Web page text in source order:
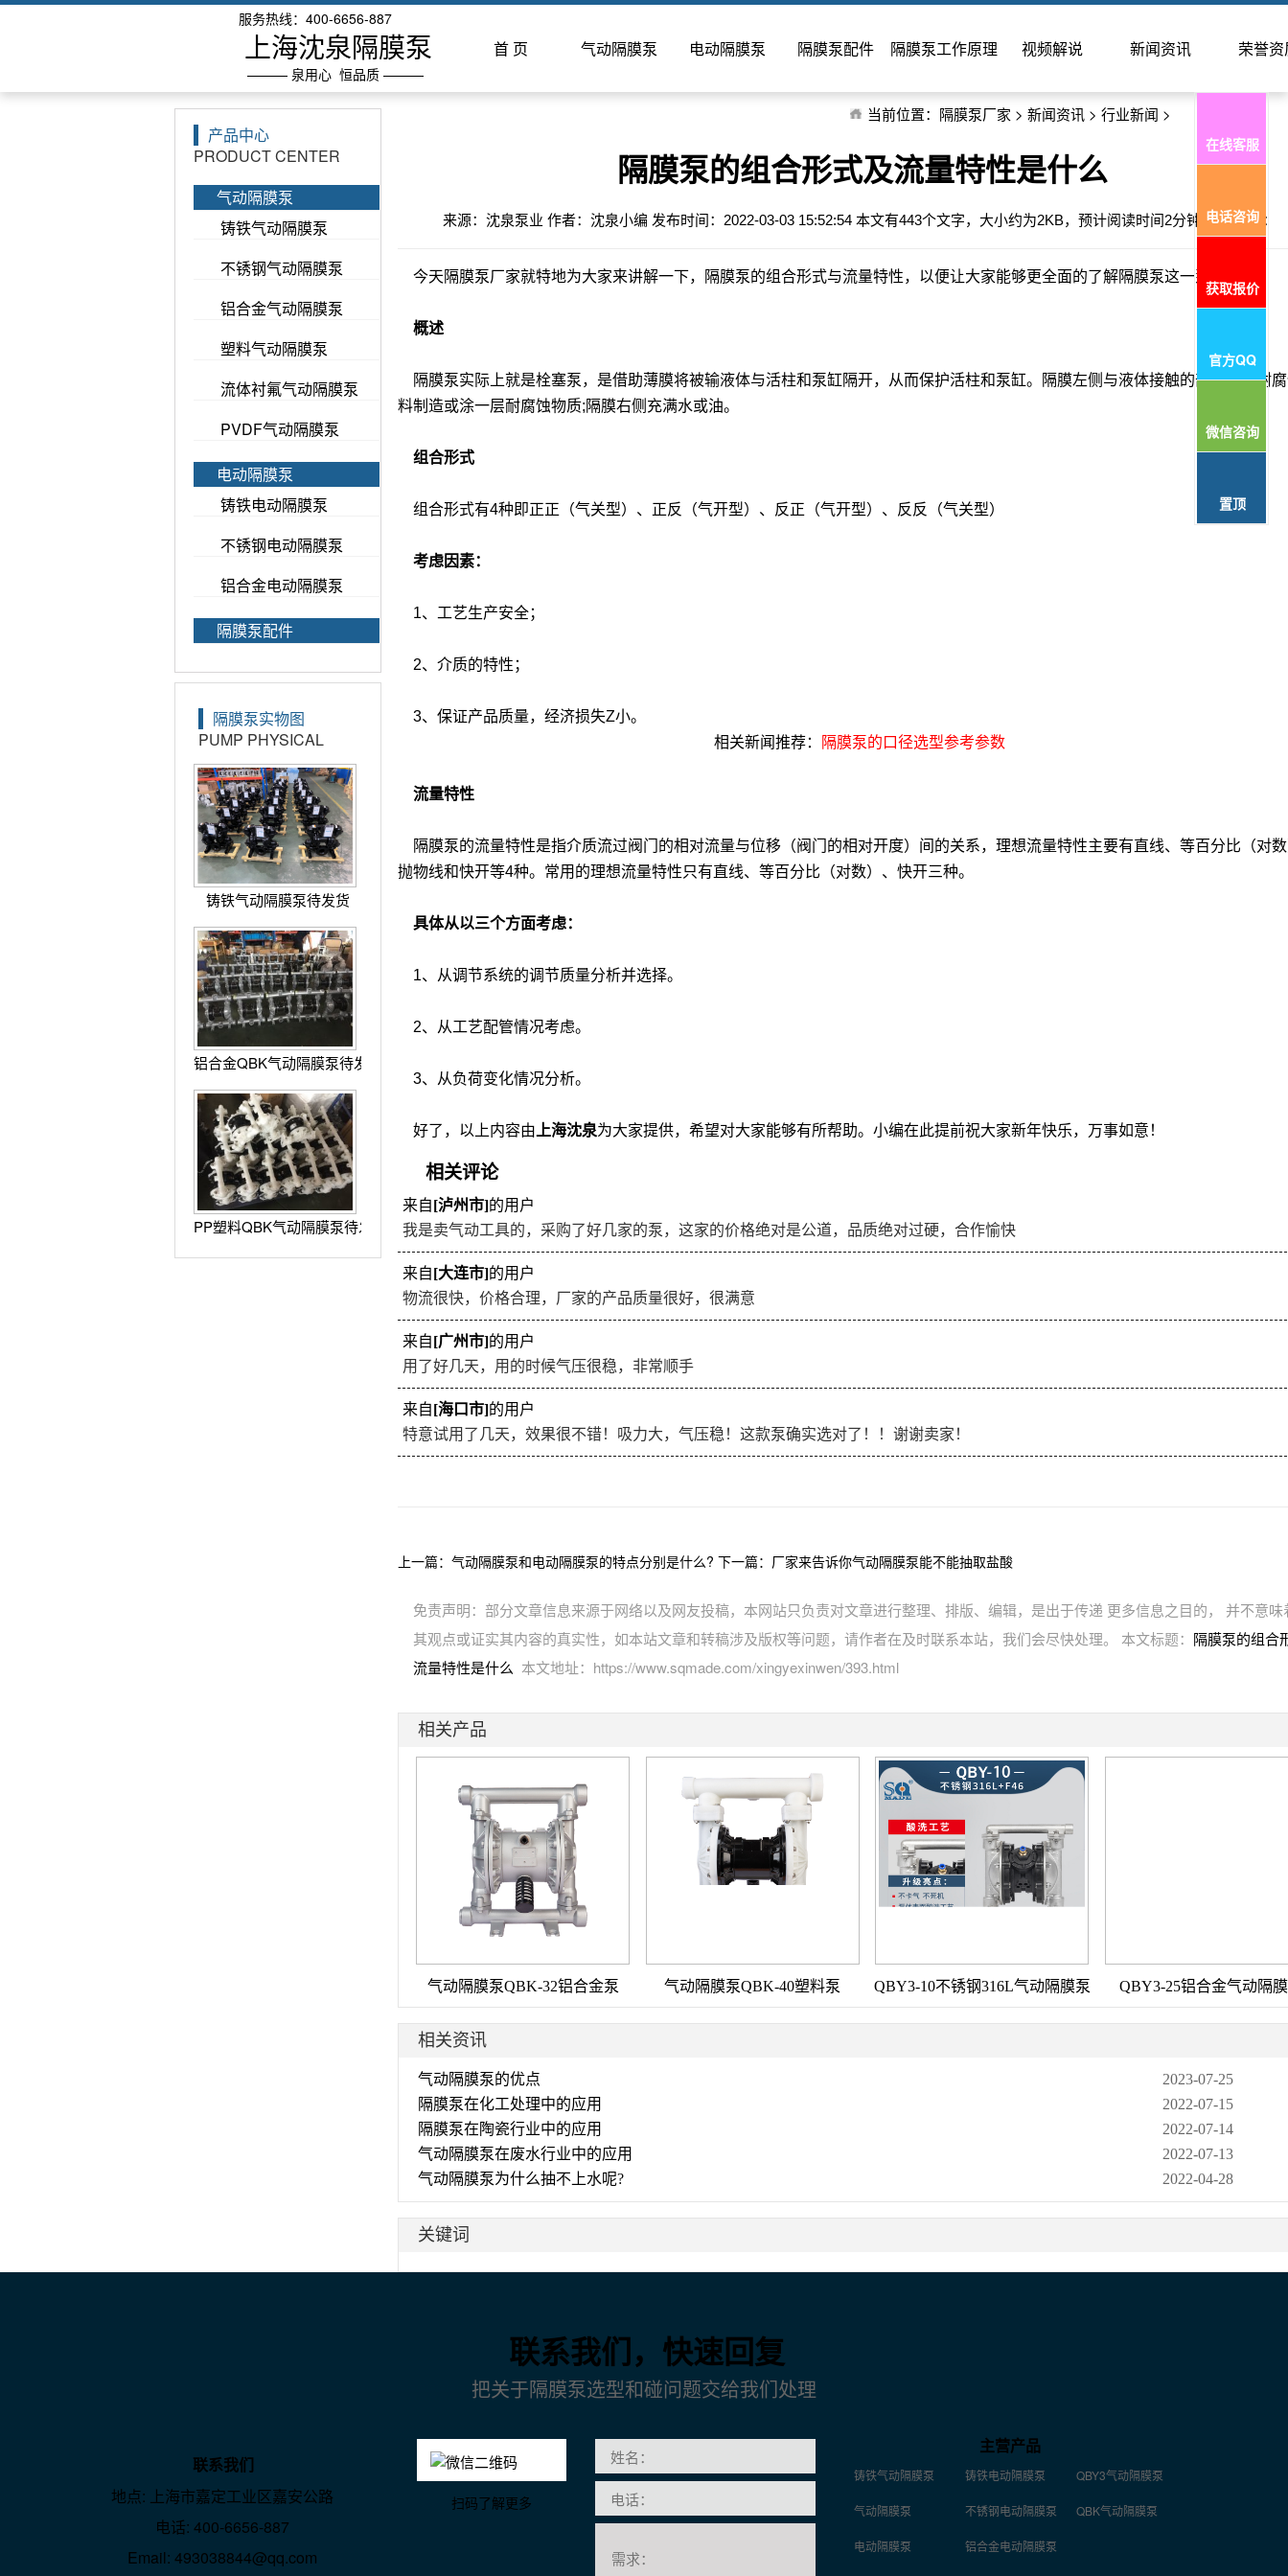
服务热线：400-6656-887
上海沈泉隔膜泵
——— 泉用心 恒品质 ———
首 页 气动隔膜泵 电动隔膜泵 隔膜泵配件 隔膜泵工作原理 视频解说 新闻资讯 荣誉资
在线客服
电话咨询
获取报价
官方QQ
微信咨询
置顶
当前位置： 隔膜泵厂家 > 新闻资讯 > 行业新闻 >
产品中心
PRODUCT CENTER
气动隔膜泵
铸铁气动隔膜泵
不锈钢气动隔膜泵
铝合金气动隔膜泵
塑料气动隔膜泵
流体衬氟气动隔膜泵
PVDF气动隔膜泵
电动隔膜泵
铸铁电动隔膜泵
不锈钢电动隔膜泵
铝合金电动隔膜泵
隔膜泵配件
隔膜泵实物图
PUMP PHYSICAL
铸铁气动隔膜泵待发货
铝合金QBK气动隔膜泵待发货
PP塑料QBK气动隔膜泵待发货
隔膜泵的组合形式及流量特性是什么
来源：沈泉泵业 作者：沈泉小编 发布时间：2022-03-03 15:52:54 本文有443个文字，大小约为2KB，预计阅读时间2分钟 阅读次数：
今天隔膜泵厂家就特地为大家来讲解一下，隔膜泵的组合形式与流量特性，以便让大家能够更全面的了解隔膜泵这一泵型。
概述
隔膜泵实际上就是栓塞泵，是借助薄膜将被输液体与活柱和泵缸隔开，从而保护活柱和泵缸。隔膜左侧与液体接触的部分均由耐
料制造或涂一层耐腐蚀物质;隔膜右侧充满水或油。
组合形式
组合形式有4种即正正（气关型）、正反（气开型）、反正（气开型）、反反（气关型）
考虑因素：
1、工艺生产安全；
2、介质的特性；
3、保证产品质量，经济损失Z小。
相关新闻推荐：
隔膜泵的口径选型参考参数
流量特性
隔膜泵的流量特性是指介质流过阀门的相对流量与位移（阀门的相对开度）间的关系，理想流量特性主要有直线、等百分比（对
抛物线和快开等4种。常用的理想流量特性只有直线、等百分比（对数）、快开三种。
具体从以三个方面考虑：
1、从调节系统的调节质量分析并选择。
2、从工艺配管情况考虑。
3、从负荷变化情况分析。
好了，以上内容由 上海沈泉为大家提供，希望对大家能够有所帮助。小编在此提前祝大家新年快乐，万事如意！
相关评论
来自[泸州市]的用户
我是卖气动工具的，采购了好几家的泵，这家的价格绝对是公道，品质绝对过硬，合作愉快
来自[大连市]的用户
物流很快，价格合理，厂家的产品质量很好，很满意
来自[广州市]的用户
用了好几天，用的时候气压很稳，非常顺手
来自[海口市]的用户
特意试用了几天，效果很不错！吸力大，气压稳！这款泵确实选对了！！谢谢卖家！
上一篇： 气动隔膜泵和电动隔膜泵的特点分别是什么? 下一篇： 厂家来告诉你气动隔膜泵能不能抽取盐酸
免责声明：部分文章信息来源于网络以及网友投稿，本网站只负责对文章进行整理、排版、编辑，是出于传递 更多信息之目的， 并不意味
其观点或证实其内容的真实性，如本站文章和转稿涉及版权等问题，请作者在及时联系本站，我们会尽快处理。 本文标题： 隔膜泵的组合
流量特性是什么 本文地址：https://www.sqmade.com/xingyexinwen/393.html
相关产品
气动隔膜泵QBK-32铝合金泵 气动隔膜泵QBK-40塑料泵 QBY3-10不锈钢316L气动隔膜泵 QBY3-25铝合金气动隔
相关资讯
气动隔膜泵的优点
2023-07-25
隔膜泵在化工处理中的应用
2022-07-15
隔膜泵在陶瓷行业中的应用
2022-07-14
气动隔膜泵在废水行业中的应用
2022-07-13
气动隔膜泵为什么抽不上水呢?
2022-04-28
关键词
联系我们，快速回复
把关于隔膜泵选型和碰问题交给我们处理
联系我们
地点: 上海市嘉定工业区嘉安公路
电话: 400-6656-887
Email: 493038844@qq.com
扫码了解更多
主营产品
铸铁气动隔膜泵
气动隔膜泵
电动隔膜泵
铸铁电动隔膜泵
不锈钢电动隔膜泵
铝合金电动隔膜泵
QBY3气动隔膜泵
QBK气动隔膜泵